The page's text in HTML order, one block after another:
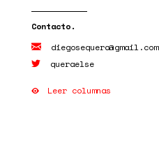
diegosequera@gmail.com
queraelse
Leer columnas